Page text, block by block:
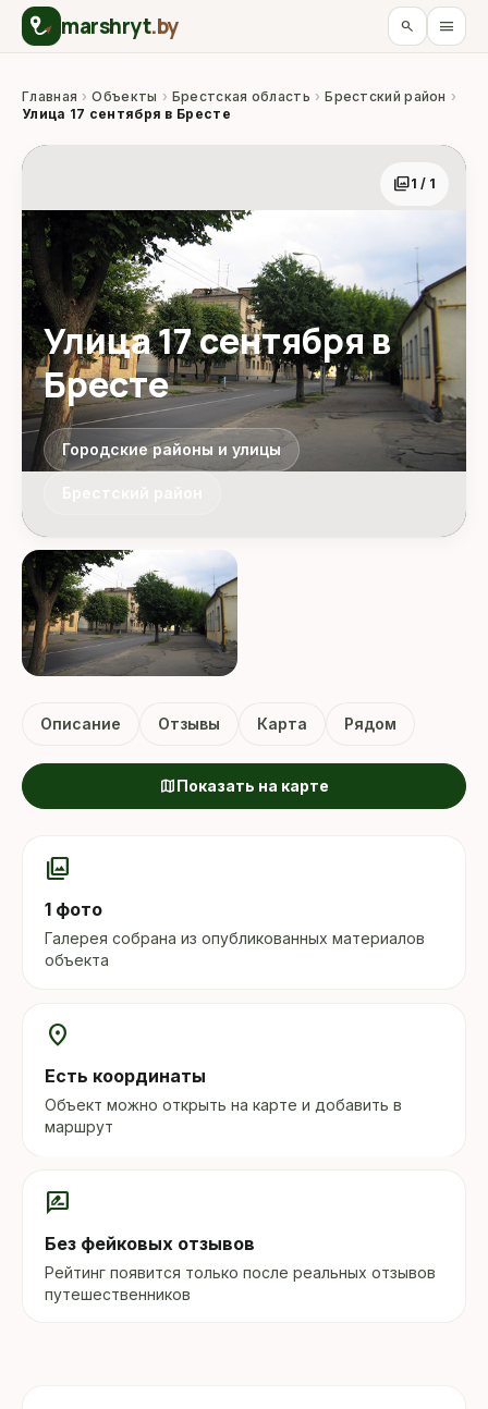
marshryt.by search menu
Главная › Объекты › Брестская область › Брестский район ›
Улица 17 сентября в Бресте
photo_library1 / 1
Улица 17 сентября в
Бресте
Городские районы и улицы
Описание Отзывы Карта Рядом
mapПоказать на карте
photo_library
1 фото
Галерея собрана из опубликованных материалов
объекта
location_on
Есть координаты
Объект можно открыть на карте и добавить в
маршрут
rate_review
Без фейковых отзывов
Рейтинг появится только после реальных отзывов
путешественников